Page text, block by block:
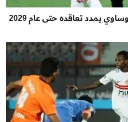
يمدد تعاقده حتى عام 2029